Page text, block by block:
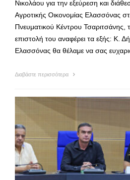
Νικολάου για την εξεύρεση και
Αγροτικής Οικονομίας Ελασσόνας
Πνευματικού Κέντρου
επιστολή του αναφέρει τα εξής: Κ.
Ελασσόνας θα θέλαμε να σας
Διαβάστε περισσότερα